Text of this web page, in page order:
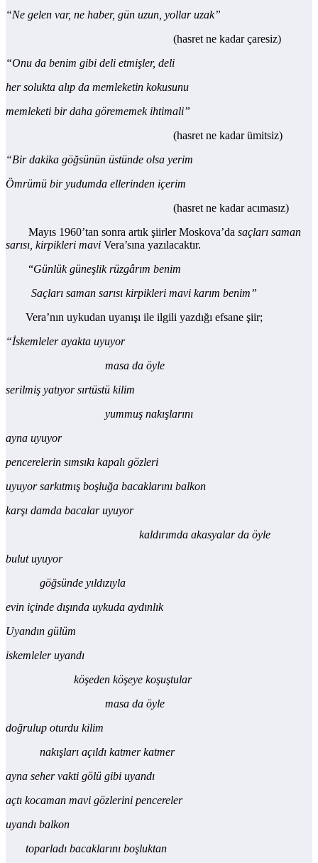
“Ne gelen var, ne haber, gün uzun, yollar uzak”
(hasret ne kadar çaresiz)
“Onu da benim gibi deli etmişler, deli
her solukta alıp da memleketin kokusunu
memleketi bir daha görememek ihtimali”
(hasret ne kadar ümitsiz)
“Bir dakika göğsünün üstünde olsa yerim
Ömrümü bir yudumda ellerinden içerim
(hasret ne kadar acımasız)
Mayıs 1960’tan sonra artık şiirler Moskova’da saçları saman
sarısı, kirpikleri mavi Vera’sına yazılacaktır.
“Günlük güneşlik rüzgârım benim
Saçları saman sarısı kirpikleri mavi karım benim”
Vera’nın uykudan uyanışı ile ilgili yazdığı efsane şiir;
“İskemleler ayakta uyuyor
masa da öyle
serilmiş yatıyor sırtüstü kilim
yummuş nakışlarını
ayna uyuyor
pencerelerin sımsıkı kapalı gözleri
uyuyor sarkıtmış boşluğa bacaklarını balkon
karşı damda bacalar uyuyor
kaldırımda akasyalar da öyle
bulut uyuyor
göğsünde yıldızıyla
evin içinde dışında uykuda aydınlık
Uyandın gülüm
iskemleler uyandı
köşeden köşeye koşuştular
masa da öyle
doğrulup oturdu kilim
nakışları açıldı katmer katmer
ayna seher vakti gölü gibi uyandı
açtı kocaman mavi gözlerini pencereler
uyandı balkon
toparladı bacaklarını boşluktan